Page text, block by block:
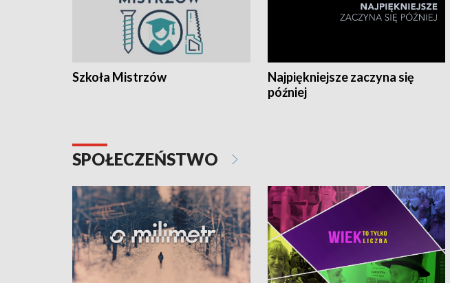
Szkoła Mistrzów
Najpiękniejsze zaczyna się
później
SPOŁECZEŃSTWO